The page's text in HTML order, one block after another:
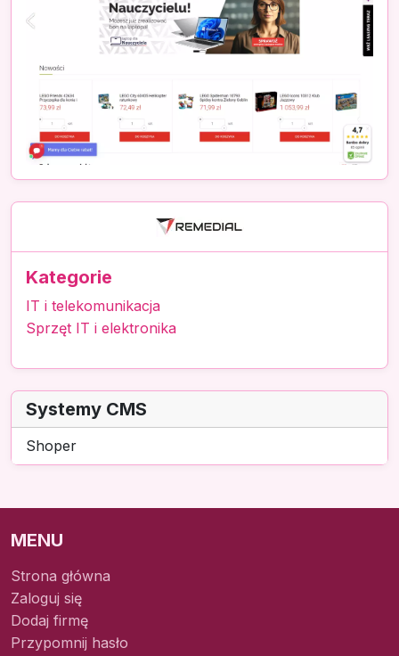
Kategorie
IT i telekomunikacja
Sprzęt IT i elektronika
Systemy CMS
Shoper
MENU
Strona główna
Zaloguj się
Dodaj firmę
Przypomnij hasło